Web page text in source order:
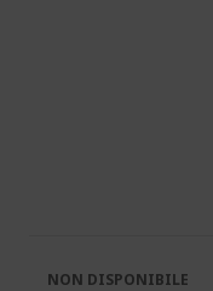
immagini
NON DISPONIBILE